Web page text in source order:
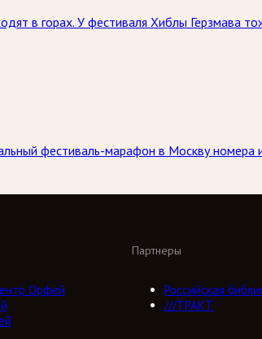
в горах. У фестиваля Хиблы Герзмава
фестиваль-марафон в Москву
Орфей
Партнеры
Российская
///ТРАКТ